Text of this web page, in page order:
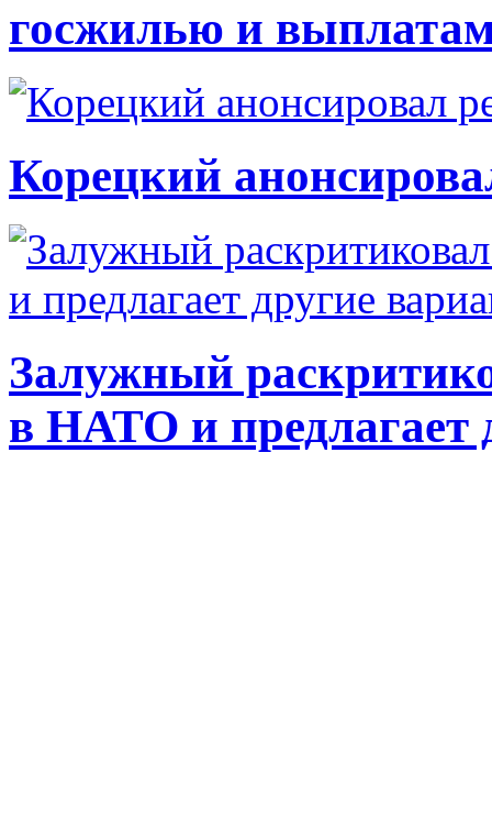
госжилью и
Корецкий
Залужный
в НАТО и предлагает